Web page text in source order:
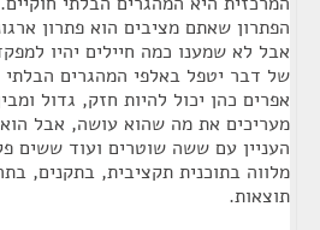
הפתרון שאתם מציבים הוא פתרון
אבל לא שמענו כמה חיילים יהיו
של דבר יטפל באלפי המהגרים הבלתי
אפרים כהן יכול להיות חזק, גדול
מעריכים את מה שהוא עושה, אבל
העניין עם ששה שוטרים ועוד ששים
מלווה בתוכנית תקציבית, בתקנים,
תוצאות.